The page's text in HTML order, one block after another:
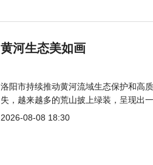
黄河生态美如画
洛阳市持续推动黄河流域生态保护和高
失，越来越多的荒山披上绿装，呈现出
2026-08-08 18:30